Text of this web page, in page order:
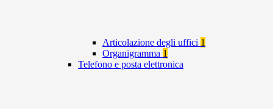
Articolazione degli uffici 1
Organigramma 1
Telefono e posta elettronica